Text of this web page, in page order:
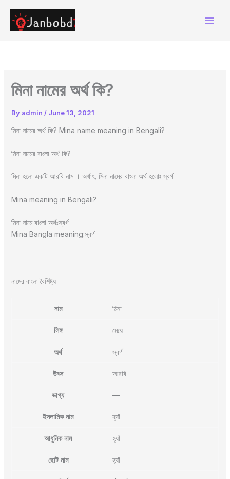
content
মিনা নামের অর্থ কি?
By admin / June 13, 2021
মিনা নামের অর্থ কি? Mina name meaning in Bengali?
মিনা নামের বাংলা অর্থ কি?
মিনা হলো একটি আরবি নাম । অর্থাৎ, মিনা নামের বাংলা অর্থ হলোঃ স্বর্গ
Mina meaning in Bengali?
মিনা নামে বাংলা অর্থঃস্বর্গ
Mina Bangla meaning:স্বর্গ
নামের বাংলা বৈশিষ্ট্য
নাম মিনা
লিঙ্গ মেয়ে
অর্থ স্বর্গ
উৎস আরবি
ভাগ্য —
ইসলামিক নাম হ্যাঁ
আধুনিক নাম হ্যাঁ
ছোট নাম হ্যাঁ